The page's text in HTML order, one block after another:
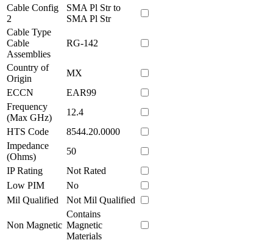
Cable Config
2
SMA Pl Str to
SMA Pl Str
Cable Type
Cable
Assemblies
RG-142
Country of
Origin
MX
ECCN
EAR99
Frequency
(Max GHz)
12.4
HTS Code
8544.20.0000
Impedance
(Ohms)
50
IP Rating
Not Rated
Low PIM
No
Mil Qualified
Not Mil Qualified
Non Magnetic
Contains
Magnetic
Materials